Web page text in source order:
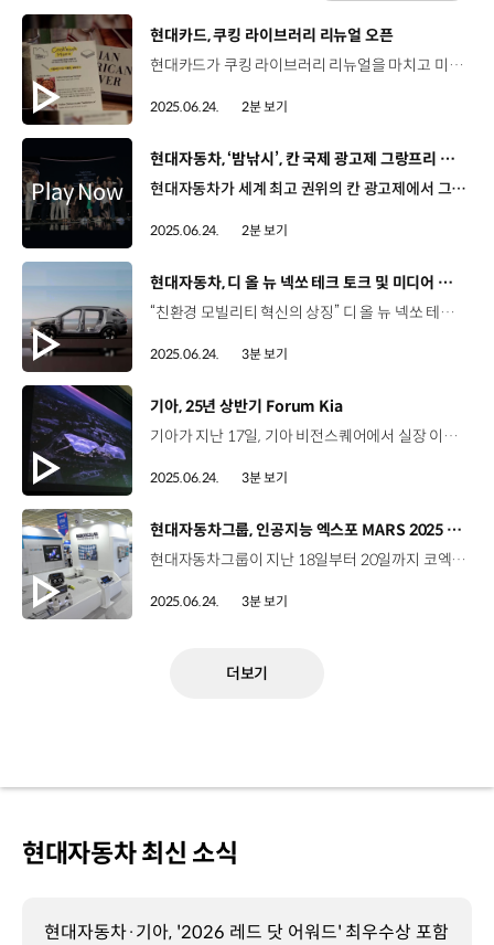
[동영상]
현대카드, 쿠킹 라이브러리 리뉴얼 오픈
현대카드가 쿠킹 라이브러리 리뉴얼을 마치고 미식 경험 극대화에 나섭니다. ‘현대카드 쿠킹 라이브러리’는 유명 셰프들의 레시피와 다양한 문화권의 식문화를 담은 1만2000여 권의 쿡북(cook book)은 물론, 직접 요리의 가치를 경험할 수 있는 복합 미식 공간으로 2017년 문을 열었는데요, 지난 20일, ‘먹고, 읽고, 요리하는 (EAT, READ, COOK) 공간’을 테마로 리뉴얼 오픈했습니다. 쿠킹 라이브러리는 이번 리뉴얼을 통해 미식과 책이 공존하는 복합 문화공간으로 정체성을 강화하고 FB브랜드와의 협업을 통해 음식에 대한 영감을 채울 수 있는 다채로운 프로그램을 제공할 예정입니다. 현대카드 쿠킹 라이브러리는 미식 장터 ‘Saturday Market’, 트렌디한 FB 브랜드를 만날 수 있는 ‘Saturday Pop-up’ 등 다양한 프로그램을 운영할 예정인데요, 자세한 내용은 현대카드 DIVE 앱과 현대카드 쿠킹라이브러리 인스타그램을 통해 확인할 수 있습니다.
2025.06.24. 2분 보기
[동영상]
현대자동차, ‘밤낚시’, 칸 국제 광고제 그랑프리 최초 수상
현대자동차가 세계 최고 권위의 칸 광고제에서 그랑프리 수상을 포함해 4관왕을 달성했습니다. 현대자동차와 이노션이 공동 제작한 단편 영화 ‘밤낚시’는 '칸 라이언즈 2025'에서 엔터테인먼트 부문 그랑프리를 수상했는데요, 이는 국내 완성차 브랜드 최초의 수상으로 작품성과 혁신성을 동시에 인정받으며 브랜드 콘텐츠의 새로운 가능성을 제시했습니다. ‘밤낚시’는 10분 내외의 '스낵 무비' 형식을 도입해 기존의 광고 문법을 깨는 창의적 접근으로 주목받았습니다. 또한, 현대자동차 CSR 캠페인 '나무 특파원'도 금사자상 2개, 은사자상 1개를 수상하며 차별화된 혁신적 마케팅을 인정받았는데요. AI 기술을 활용해 나무가 1인칭 시점으로 직접 산림 보존의 중요성을 알려 기후 변화에 대한 색다른 방식의 공감을 유도했다는 평가를 받았습니다. 뿐만 아니라 현대자동차와 이노션은 ‘칸 라이언즈 2025’ 에서 '광고는 덜고 진짜 이야기를 시작하라'를 주제로 브랜드 콘텐츠 전략의 새로운 방향성을 제시하는 공식 세미나를 개최했습니다. 한편, 이노션은 이번 수상으로 칸라이언즈에서 2 년 연속 그랑프리를 받아 한국 광고사에 전례없는 기록을 남기며 글로벌 마케팅 커뮤니케이션 리딩 기업으로서 활약을 펼쳤습니다.
2025.06.24. 2분 보기
[동영상]
현대자동차, 디 올 뉴 넥쏘 테크 토크 및 미디어 시승회
“친환경 모빌리티 혁신의 상징” 디 올 뉴 넥쏘 테크 토크 미디어 시승회 디 올 뉴 넥쏘 테크 토크 서울 마곡 메이필드 호텔 6월 18일(수) ~ 19일(목) 넥쏘를 개발한 담당 연구원들이 직접 상품성에 대해 발표하는 테크 토크 국내 미디어 120여 개 매체 참가 2018년 3월 첫 출시 이후, 7년만에 새롭게 선보이는 완전변경 모델 김호중 책임연구원 / 현대자동차 MLV프로젝트2팀디 올 뉴 넥쏘는 현대자동차가 28년간 걸어온 수소 사회에 대한 올곧은 신념을 증명하는 모델로 기존 넥쏘 소비자들의 소중한 목소리를 담아 개발했습니다. 강건화된 차체 구조를 통한 충돌 안전 성능과 9에어백 시스템 등을 탑재해 디자인과 안전성, 실용성을 모두 겸비하였습니다. SUV의 강인한 이미지와 디 올 뉴 넥쏘만의 독특한 디자인 현대자동차의 새로운 디자인 언어 ‘아트 오브 스틸(Art of Steel)’ 반영 고객의 편의를 위한 수소전기차 전용 ‘루트 플래너’ 적용 정현준 연구원 / 현대자동차 MLV프로젝트2팀루트 플래너는 현재 수소 잔여량으로 목적지까지 도달하기 어려울 때 충전소를 포함한 경로를 안내하는 기능으로 이를 통해 장거리 이동 시 더 이상 충전소 앱에 접속하거나 전화로 확인하시는 불편함 없이 사용하실 수 있는 충전소와 그에 맞는 최적의 루트를 추천받으실 수 있습니다. 테크토크와 함께 열린 디 올 뉴 넥쏘 미디어 시승회 서울 강서구 ↔ 인천 중구 왕복 약 100km 주행 다양한 코스 주행을 통해 넥쏘의 기술력과 상품성 체험 최고 모터 출력 150kW 기반의 고효율 동력성능 고성능 복합소재를 적용한 수소 저장탱크로 수소 저장량 6.69kg까지 증대 단 5분 1회 충전으로 최대 720km 주행 가능 홈 인테리어 감성으로 완성된 안락하고 고급스러운 인테리어 디자인 동승석 오픈 트레이 등 사용자 중심으로 최적화된 실내 공간 임주희 기자 / 디지털타임스제가 수소전기차를 처음 타봤는데 생각보다 되게 부드럽고 전기차와는 또 다른 매력이 있는 것 같더라고요. 박현준 기자 / 뉴시스(이전 넥쏘를) 잠깐 타본 경험을 비춰봤을 때 많이 개선됐고 또 1회 충전 주행가능 거리가 늘어나서 경제적으로 탈 수 있을 것 같다는 생각이 들었습니다. 박홍준 기자 / 오토타임즈 실내 공간 자체도 전기차처럼 넓게 구성 할 수 있어서 공간 활용성 측면에서도 여러모로 정말 많이 좋아진 것 같습니다. 매우 만족스럽습니다. “넥쏘에 반했쏘~” 탁월한 실용성, 뛰어난 동력성능까지 갖춘 넥쏘 “넥쏘와 함께 열어가는 새로운 모빌리티 라이프”
2025.06.24. 3분 보기
[동영상]
기아, 25년 상반기 Forum Kia
기아가 지난 17일, 기아 비전스퀘어에서 실장 이상 임원 141명이 참석한 가운데 25년 상반기 Forum Kia를 실시했습니다. Forum Kia는 기아 리더들을 대상으로 경영 현황을 공유하고 비즈니스 인사이트를 강화하기 위해 매년 상·하반기에 진행되고 있는데요. 이번 Forum Kia에서는 우리가 직면한 글로벌 복합위기와 그 속에 숨은 맥락을 정확하게 인지하고 지속성장과 생존을 위해 필요한 변화와 혁신을 모색하기 위해 ‘직면한 글로벌 복합위기, 어떻게 생존할 것인가?’라는 주제로 비즈니스, 고객, 리더, 기업문화 측면에서 함께 생각해 볼 수 있는 다양한 세션이 마련됐습니다. ‘지정학적 리스크와 모빌리티 산업’ 세션에서는 지정학적 위험요소를 기회로 바꾸는 전략이 무엇인지 함께 생각해 보는 시간을 가졌습니다. 박종훈 소장 / 지식경제연구소 기아가 앞으로 갖고 있는 여러 가지 계획들에 대해서 트럼프 대통령이 뭔가 훼방을 놓는 게 아닌가 이런 생각까지 드실 텐데요. 그만큼 자동차 산업이 정말 중요하기 때문입니다. 기아 여러분들이 앞으로 대한민국을 이끄는 정말 놀라운 혁신에 계속해서 성공할 수 있도록 진심을 다해 기원하겠습니다. 또한, 생성형 AI를 활용하는 단계를 넘어 Physical AI의 현실화가 가능한 시점에서 새로운 기회는 무엇인지에 대해서도 모색했는데요. 정소영 대표 / NVIDIA 코리아결국 AI는 소프트웨어를 대하는 새로운 방법론이라고 저희는 생각을 하고 있습니다. 궁극적으로 그 소프트웨어를 대하는 어떤 철학과 또 여러가지 부분의 관점들이 실제로 반영되는 것이 기아의 AI 트랜스포메이션에 굉장히 중요한 역할을 할 것이라고 저는 생각을 하고 있습니다. 이와 함께 고객에게 영감을 주고, 고객을 열광하게 하는 새로운 가치를 만들어가는 방법에 대해 성찰해 보는 시간을 가졌습니다. 조수용 대표 / 비미디어컴퍼니제가 평소에 되게 좋아하던 기아에 와서 이렇게 만나 뵙게 돼서 정말 반갑고요. 제가 요즘에 기아의 많은 제품들을 보면서 깜짝깜짝 놀라고 있습니다. 앞으로도 더 많이 기대하겠습니다. 감사합니다. 또한, 기아의 25년 상반기 경영성과를 리뷰하고 하반기에도 기아의 저력을 발휘하기 위한 실천의지를 다지는 시간도 가졌습니다. 기아는 앞으로도 Forum Kia를 통해 시대적 변화와 경영 트렌드 분석을 기반으로 인사이트를 강화해나갈 계획입니다.
2025.06.24. 3분 보기
[동영상]
현대자동차그룹, 인공지능 엑스포 MARS 2025 참가
현대자동차그룹이 지난 18일부터 20일까지 코엑스에서 열린 인공지능 엑스포 ‘MARS 2025’에 참가해 앞선 소프트웨어 기술력을 선보였습니다. MARS 2025는 화성특례시가 주최하는 인공지능 특화 엑스포인데요, 현대자동차그룹은 로보틱스랩과 기아 부스를 각각 마련하고 다양한 첨단 기술을 공개했습니다. 로보틱스랩은 인공지능을 결합한 혁신적 로보틱스 기술력과 로보틱스 토탈 솔루션을 통한 다양한 서비스 제공 방안을 제시했는데요, 소프트웨어를 관람객들이 쉽게 이해할 수 있도록 체험형 공간으로 부스를 꾸몄습니다. 이번에 공개된 로보틱스 소프트웨어 기술은 ‘페이시(Facey), ‘달이 딜리버리(DAL-e Delivery), ‘나콘(NARCHON)’ 등 총 여섯 가지인데요. 특히, 카메라로 인식한 정보를 사람의 언어로 바꿔주는 ‘온 디바이스 VLM’과 영상 분석 기술을 갖춘 ‘지능형 CCTV’는 로보틱스랩이 자체 개발해 최초로 공개하는 기술입니다. 이지아 파트장 / 현대자동차 로보틱스지능SW팀 로보틱스랩은 로봇기반의 AI 소프트웨어 기술을 활용해 영업거점, 오피스, 병원 등 인간과 공존하는 많은 공간에서 서비스를 제공하고 있습니다. 로봇을 넘어 건물, 인프라 등에도 AI 소프트웨어 기술을 적용하는 등 경계를 뛰어넘는 총체적인 고객 경험을 제공하기 위해 노력하고 있습니다. 기아도 AI 어시스턴트 존, SDV 존, PBV 존 등 세 개의 전시장을 구성하고 차별화된 소프트웨어 기술력을 체험할 수 있도록 했는데요, 관람객들은 생성형 AI가 탑재된 EV4에 탑승해 음성인식 등 AI 어시스턴트 기능을 체험하고 PV5 패신저 밴 모델에 탑승해 혁신적인 공간을 경험했습니다. 현대자동차그룹은 앞으로도 모빌리티가 스마트 디바이스로 진화하는 과정을 고객과 함께 다양한 방식으로 소통해 나갈 계획입니다.
2025.06.24. 3분 보기
더보기
현대자동차 최신 소식
현대자동차·기아, '2026 레드 닷 어워드' 최우수상 포함